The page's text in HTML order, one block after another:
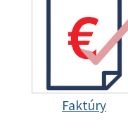
Faktúry